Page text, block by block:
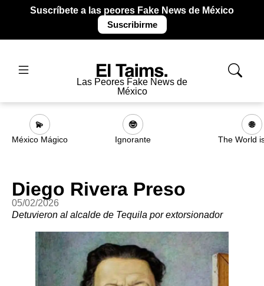
Suscríbete a las peores Fake News de México
Suscribirme
Las Peores Fake News de
México
💫
México Mágico
🤓
Ignorante
🌐
The World
Diego Rivera Preso
05/02/2026
Detuvieron al alcalde de Tequila por extorsionador